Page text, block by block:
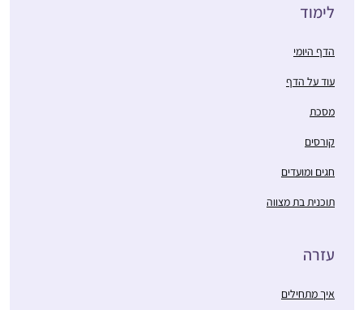
לימוד
הדף היומי
עוד על הדף
מסכת
קורסים
חגים ומועדים
תוכנית בת מצווה
עזרה
איך מתחילים